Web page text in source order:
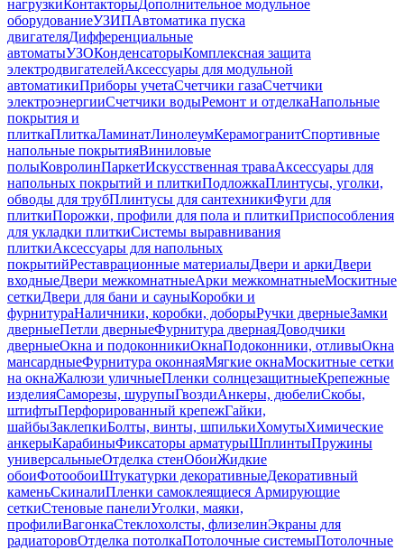
нагрузкиКонтакторыДополнительное модульное
оборудованиеУЗИПАвтоматика пуска
двигателяДифференциальные
автоматыУЗОКонденсаторыКомплексная защита
электродвигателейАксессуары для модульной
автоматикиПриборы учетаСчетчики газаСчетчики
электроэнергииСчетчики водыРемонт и отделкаНапольные
покрытия и
плиткаПлиткаЛаминатЛинолеумКерамогранитСпортивные
напольные покрытияВиниловые
полыКовролинПаркетИскусственная траваАксессуары для
напольных покрытий и плиткиПодложкаПлинтусы, уголки,
обводы для трубПлинтусы для сантехникиФуги для
плиткиПорожки, профили для пола и плиткиПриспособления
для укладки плиткиСистемы выравнивания
плиткиАксессуары для напольных
покрытийРеставрационные материалыДвери и аркиДвери
входныеДвери межкомнатныеАрки межкомнатныеМоскитные
сеткиДвери для бани и сауныКоробки и
фурнитураНаличники, коробки, доборыРучки дверныеЗамки
дверныеПетли дверныеФурнитура двернаяДоводчики
дверныеОкна и подоконникиОкнаПодоконники, отливыОкна
мансардныеФурнитура оконнаяМягкие окнаМоскитные сетки
на окнаЖалюзи уличныеПленки солнцезащитныеКрепежные
изделияСаморезы, шурупыГвоздиАнкеры, дюбелиСкобы,
штифтыПерфорированный крепежГайки,
шайбыЗаклепкиБолты, винты, шпилькиХомутыХимические
анкерыКарабиныФиксаторы арматурыШплинтыПружины
универсальныеОтделка стенОбоиЖидкие
обоиФотообоиШтукатурки декоративныеДекоративный
каменьСкиналиПленки самоклеящиеся Армирующие
сеткиСтеновые панелиУголки, маяки,
профилиВагонкаСтеклохолсты, флизелинЭкраны для
радиаторовОтделка потолкаПотолочные системыПотолочные